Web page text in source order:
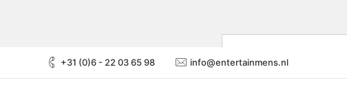
+31 (0)6 - 22 03 65 98 info@entertainmens.nl